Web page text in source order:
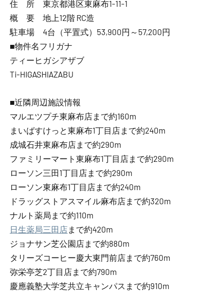
住 所 東京都港区東麻布1-11-1
概 要 地上12階 RC造
駐車場 4台（平置式）53,900円～57,200円
■物件名フリガナ
ティーヒガシアザブ
Ti-HIGASHIAZABU
■近隣周辺施設情報
マルエツプチ東麻布店まで約160m
まいばすけっと東麻布1丁目店まで約240m
成城石井東麻布店まで約290m
ファミリーマート東麻布1丁目店まで約290m
ローソン三田1丁目店まで約290m
ローソン東麻布1丁目店まで約240m
ドラッグストアスマイル麻布店まで約320m
ナルト薬局まで約110m
日生薬局三田店まで約420m
ジョナサン芝公園店まで約880m
タリーズコーヒー慶大東門前店まで約760m
弥栄亭芝2丁目店まで約790m
慶應義塾大学芝共立キャンパスまで約910m